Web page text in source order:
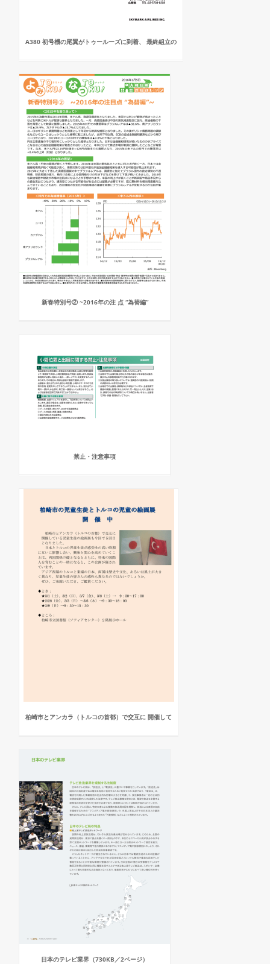
A380 初号機の尾翼がトゥールーズに到着、 最終組立の
新春特別号② ~2016年の注 点 “為替編”
禁止・注意事項
柏崎市とアンカラ（トルコの首都）で交互に 開催して
日本のテレビ業界（730KB／2ページ）